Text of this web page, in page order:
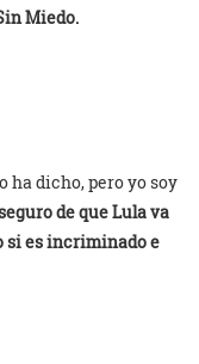
Miedo.
ha dicho, pero yo soy
de que Lula va
si es incriminado e